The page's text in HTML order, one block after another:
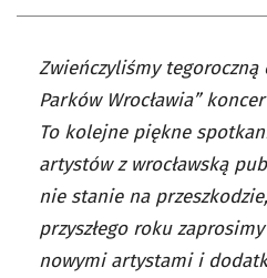
Zwieńczyliśmy tegoroczną
Parków Wrocławia”
To kolejne piękne
artystów z wrocławską
nie stanie na
przyszłego roku
nowymi artystami i